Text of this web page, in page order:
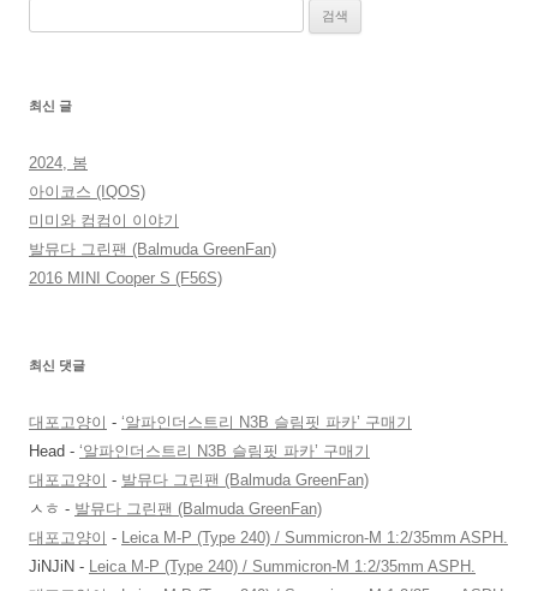
색:
최신 글
2024, 봄
아이코스 (IQOS)
미미와 컴컴이 이야기
발뮤다 그린팬 (Balmuda GreenFan)
2016 MINI Cooper S (F56S)
최신 댓글
대포고양이 - ‘알파인더스트리 N3B 슬림핏 파카’ 구매기
Head - ‘알파인더스트리 N3B 슬림핏 파카’ 구매기
대포고양이 - 발뮤다 그린팬 (Balmuda GreenFan)
ㅅㅎ - 발뮤다 그린팬 (Balmuda GreenFan)
대포고양이 - Leica M-P (Type 240) / Summicron-M 1:2/35mm ASPH.
JiNJiN - Leica M-P (Type 240) / Summicron-M 1:2/35mm ASPH.